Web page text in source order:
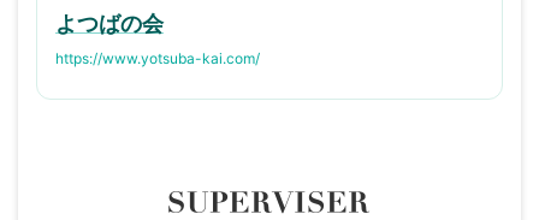
よつばの会
https://www.yotsuba-kai.com/